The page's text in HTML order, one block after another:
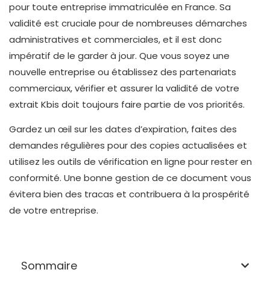
pour toute entreprise immatriculée en France. Sa
validité est cruciale pour de nombreuses démarches
administratives et commerciales, et il est donc
impératif de le garder à jour. Que vous soyez une
nouvelle entreprise ou établissez des partenariats
commerciaux, vérifier et assurer la validité de votre
extrait Kbis doit toujours faire partie de vos priorités.
Gardez un œil sur les dates d’expiration, faites des
demandes régulières pour des copies actualisées et
utilisez les outils de vérification en ligne pour rester en
conformité. Une bonne gestion de ce document vous
évitera bien des tracas et contribuera à la prospérité
de votre entreprise.
Sommaire